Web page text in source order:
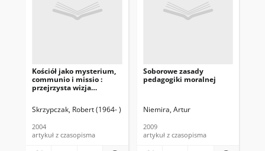
Kościół jako mysterium,
communio i missio :
przejrzysta wizja
konstytucji "Lumen
Skrzypczak, Robert (1964- )
2004
artykuł z czasopisma
Soborowe zasady
pedagogiki moralnej
Niemira, Artur
2009
artykuł z czasopisma